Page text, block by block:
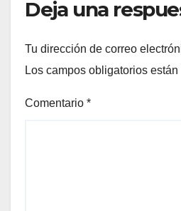
Deja una
Tu dirección de correo
Los campos obligatorios
Comentario *